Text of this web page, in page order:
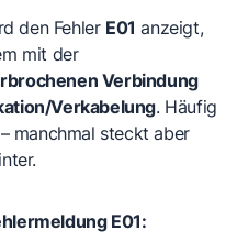
den Fehler E01 anzeigt,
mit der
Verbindung
Verkabelung. Häufig
manchmal steckt aber
E01: